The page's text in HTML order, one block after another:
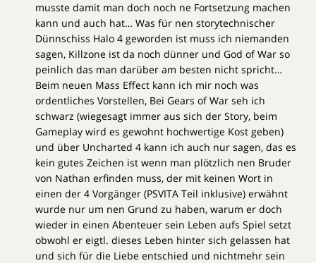
musste damit man doch noch ne Fortsetzung machen
kann und auch hat… Was für nen storytechnischer
Dünnschiss Halo 4 geworden ist muss ich niemanden
sagen, Killzone ist da noch dünner und God of War so
peinlich das man darüber am besten nicht spricht…
Beim neuen Mass Effect kann ich mir noch was
ordentliches Vorstellen, Bei Gears of War seh ich
schwarz (wiegesagt immer aus sich der Story, beim
Gameplay wird es gewohnt hochwertige Kost geben)
und über Uncharted 4 kann ich auch nur sagen, das es
kein gutes Zeichen ist wenn man plötzlich nen Bruder
von Nathan erfinden muss, der mit keinen Wort in
einen der 4 Vorgänger (PSVITA Teil inklusive) erwähnt
wurde nur um nen Grund zu haben, warum er doch
wieder in einen Abenteuer sein Leben aufs Spiel setzt
obwohl er eigtl. dieses Leben hinter sich gelassen hat
und sich für die Liebe entschied und nichtmehr sein